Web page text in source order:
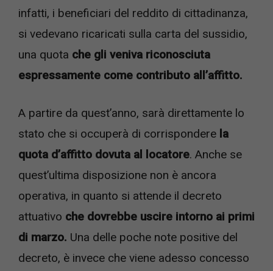
infatti, i beneficiari del reddito di cittadinanza,
si vedevano ricaricati sulla carta del sussidio,
una quota che gli veniva riconosciuta
espressamente come contributo all’affitto.
A partire da quest’anno, sarà direttamente lo
stato che si occuperà di corrispondere la
quota d’affitto dovuta al locatore. Anche se
quest’ultima disposizione non è ancora
operativa, in quanto si attende il decreto
attuativo che dovrebbe uscire intorno ai primi
di marzo. Una delle poche note positive del
decreto, è invece che viene adesso concesso